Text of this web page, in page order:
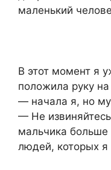
маленький
В этот момент я
положила руку
— начала я, но
— Не
мальчика
людей, которых я